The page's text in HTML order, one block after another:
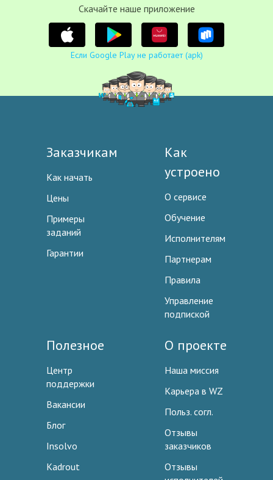
Cкачайте наше приложение
Если Google Play не работает (apk)
Заказчикам
Как начать
Цены
Примеры
заданий
Гарантии
Как
устроено
О сервисе
Обучение
Исполнителям
Партнерам
Правила
Управление
подпиской
Полезное
Центр
поддержки
Вакансии
Блог
Insolvo
Kadrout
О проекте
Наша миссия
Карьера в WZ
Польз. согл.
Отзывы
заказчиков
Отзывы